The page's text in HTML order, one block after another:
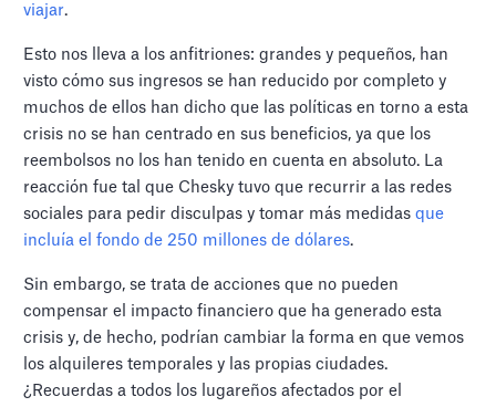
viajar.
Esto nos lleva a los anfitriones: grandes y pequeños, han
visto cómo sus ingresos se han reducido por completo y
muchos de ellos han dicho que las políticas en torno a esta
crisis no se han centrado en sus beneficios, ya que los
reembolsos no los han tenido en cuenta en absoluto. La
reacción fue tal que Chesky tuvo que recurrir a las redes
sociales para pedir disculpas y tomar más medidasque
incluía el fondo de 250 millones de dólares.
Sin embargo, se trata de acciones que no pueden
compensar el impacto financiero que ha generado esta
crisis y, de hecho, podrían cambiar la forma en que vemos
los alquileres temporales y las propias ciudades.
¿Recuerdas a todos los lugareños afectados por el